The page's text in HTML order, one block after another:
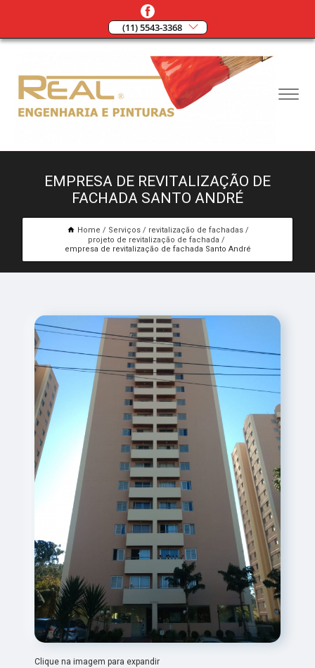
(11) 5543-3368
EMPRESA DE REVITALIZAÇÃO DE
FACHADA SANTO ANDRÉ
Home Serviços
revitalização de fachadas
projeto de revitalização de fachada
empresa de revitalização de fachada Santo André
Clique na imagem para expandir